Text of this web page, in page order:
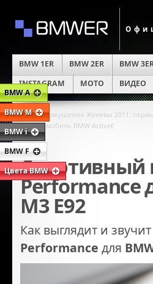
BMW 1ER BMW 2ER BMW
INSTAGRAM
MOTO ВИДЕО
« В предвкушении Женевы 2011:
электромобиль BMW ActiveE
Спортивный
Performance
M3 E92
Как выглядит и звучит
Performance для
BMW F
BMW M
BMW A
BMW i
Цвета BMW